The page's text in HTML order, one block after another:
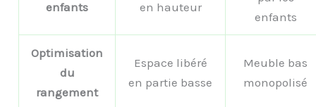
enfants
en hauteur
enfants
Optimisation
du
rangement
Espace libéré
en partie basse
Meuble bas
monopolisé